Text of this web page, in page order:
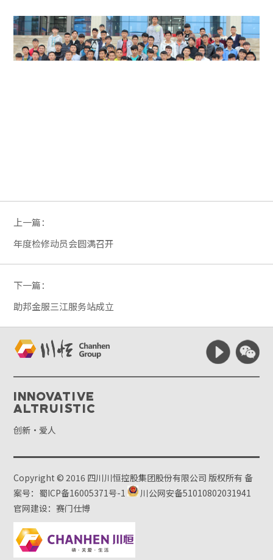
上一篇：
年度检修动员会圆满召开
下一篇：
助邦金服三江服务站成立
Innovative
Altruistic
创新·爱人
Copyright © 2016 四川川恒控股集团股份有限公司 版权所有备
案号：蜀ICP备16005371号-1
川公网安备51010802031941
官网建设：赛门仕博